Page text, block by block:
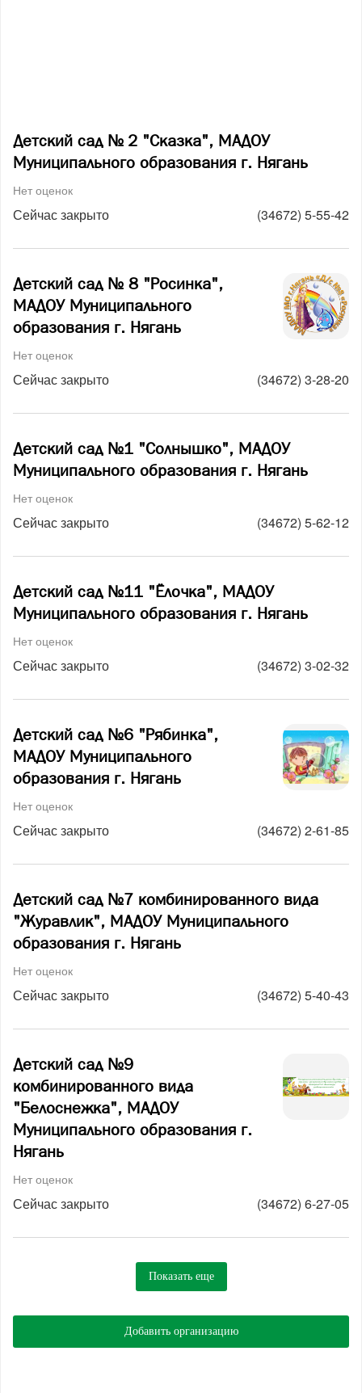
Детский сад № 2 "Сказка", МАДОУ
Муниципального образования г. Нягань
Нет оценок
Сейчас закрыто (34672) 5-55-42
Детский сад № 8 "Росинка",
МАДОУ Муниципального
образования г. Нягань
Нет оценок
Сейчас закрыто (34672) 3-28-20
Детский сад №1 "Солнышко", МАДОУ
Муниципального образования г. Нягань
Нет оценок
Сейчас закрыто (34672) 5-62-12
Детский сад №11 "Ёлочка", МАДОУ
Муниципального образования г. Нягань
Нет оценок
Сейчас закрыто (34672) 3-02-32
Детский сад №6 "Рябинка",
МАДОУ Муниципального
образования г. Нягань
Нет оценок
Сейчас закрыто (34672) 2-61-85
Детский сад №7 комбинированного вида
"Журавлик", МАДОУ Муниципального
образования г. Нягань
Нет оценок
Сейчас закрыто (34672) 5-40-43
Детский сад №9
комбинированного вида
"Белоснежка", МАДОУ
Муниципального образования г.
Нягань
Нет оценок
Сейчас закрыто (34672) 6-27-05
Показать еще
Добавить организацию